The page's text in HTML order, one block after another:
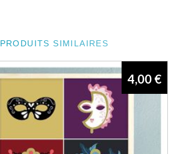
PRODUITS SIMILAIRES
4,00 €